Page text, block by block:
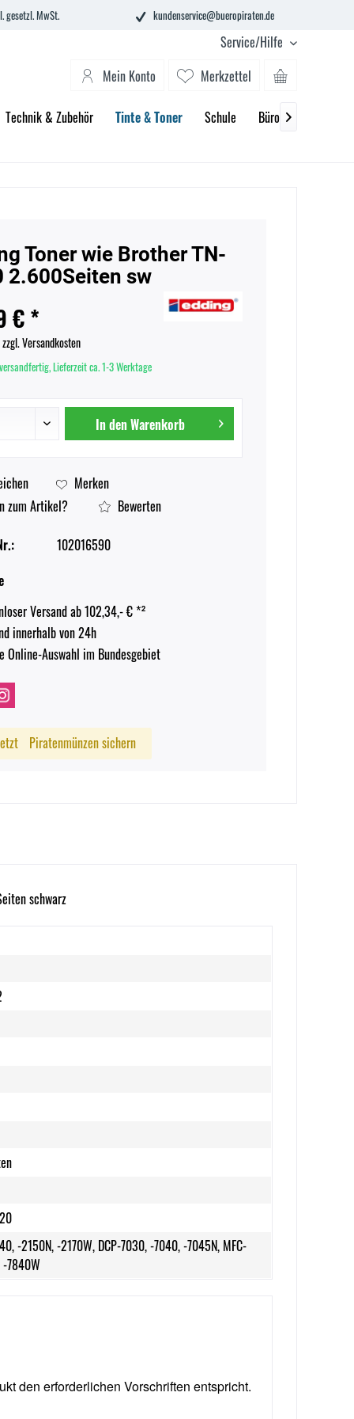
gesetzl. MwSt. kundenservice@bueropiraten.de
Service/Hilfe
Merkzettel
Mein Konto
Technik & Zubehör Tinte & Toner Schule Büroeinrichtung

Toner wie Brother TN-
2.600Seiten sw
€ *
zzgl. Versandkosten
Lieferzeit ca. 1-3 Werktage
In denWarenkorb
Merken
zum Artikel?
Bewerten
102016590
Versand ab 102,34,- € *²
innerhalb von 24h
Online-Auswahl im Bundesgebiet
Piratenmünzen sichern
schwarz
-2150N, -2170W, DCP-7030, -7040, -7045N, MFC-
7840W
den erforderlichen Vorschriften entspricht.